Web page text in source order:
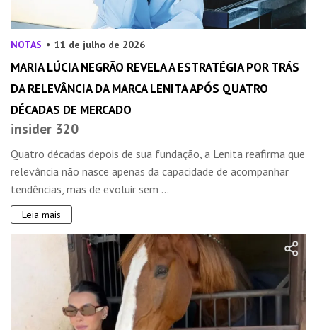
NOTAS 11 de julho de 2026
MARIA LÚCIA NEGRÃO REVELA A ESTRATÉGIA POR TRÁS
DA RELEVÂNCIA DA MARCA LENITA APÓS QUATRO
DÉCADAS DE MERCADO
insider 320
Quatro décadas depois de sua fundação, a Lenita reafirma que
relevância não nasce apenas da capacidade de acompanhar
tendências, mas de evoluir sem ...
Leia mais